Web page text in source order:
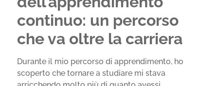
continuo: un percorso
che va oltre la carriera
Durante il mio percorso di apprendimento, ho
scoperto che tornare a studiare mi stava